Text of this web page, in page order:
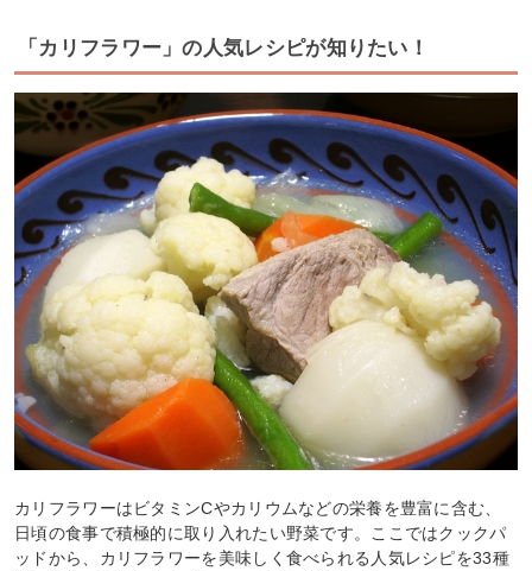
「カリフラワー」の人気レシピが知りたい！
カリフラワーはビタミンCやカリウムなどの栄養を豊富に含む、
日頃の食事で積極的に取り入れたい野菜です。ここではクックパ
ッドから、カリフラワーを美味しく食べられる人気レシピを33種